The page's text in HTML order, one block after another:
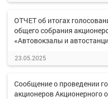
ОТЧЕТ об итогах
общего собрания
«Автовокзалы и
23.05.2025
Сообщение о проведении
акционеров Акционерного